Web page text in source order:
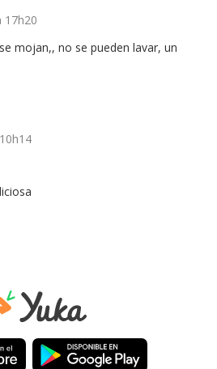
17h20
mojan,, no se pueden lavar, un
10h14